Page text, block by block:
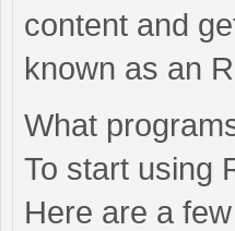
content and
known as an
What
To start using
Here are a